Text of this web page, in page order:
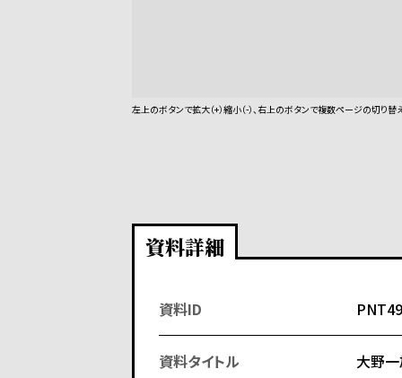
左上のボタンで拡大（+）縮小（-）、右上のボタンで複数ページの切り替
資料詳細
資料ID PNT49
資料タイトル 大野